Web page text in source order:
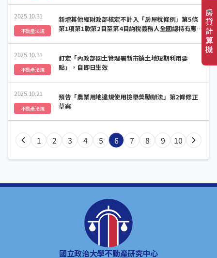
2025.10.31
不動產法規
新增其他經財政部核定不計入「房屋稅條例」第5條
第1項第1款第2目至第4目納稅義務人全國總持有應稅
效
2025.10.31
不動產法規
訂定「內政部國土管理署新市鎮土地短期利用要
點」，自即日生效
2025.10.21
不動產法規
預告「農業用地違規使用檢舉獎勵辦法」第2條修正
草案
1 2 3 4 5 6 7 8 9 10
國立政治大學不動產研究中心
房
貸
計
算
機